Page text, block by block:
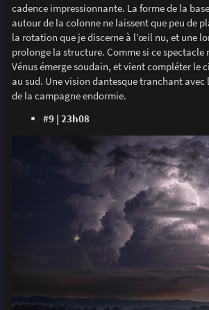
cadence impressionnante. La forme de la
autour de la colonne ne laissent que peu de
la rotation que je discerne à l’œil nu, et une
prolonge la structure. Comme si ce spectacle
Vénus émerge soudain, et vient compléter le
au sud. Une vision dantesque tranchant
de la campagne endormie.
#9 | 23h08